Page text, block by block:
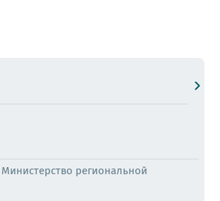
Министерство региональной